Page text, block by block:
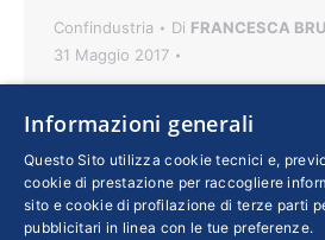
Confindustria Di FRANCESCA
31 Maggio 2017
termine nel sistema
agevolazioni per famiglie ed
Sono ai blocchi di partenza
tempo invocate da
Informazioni generali
Questo Sito utilizza cookie tecnici e,
cookie di prestazione per raccogliere
sito e cookie di profilazione di terze parti
pubblicitari in linea con le tue preferenze.